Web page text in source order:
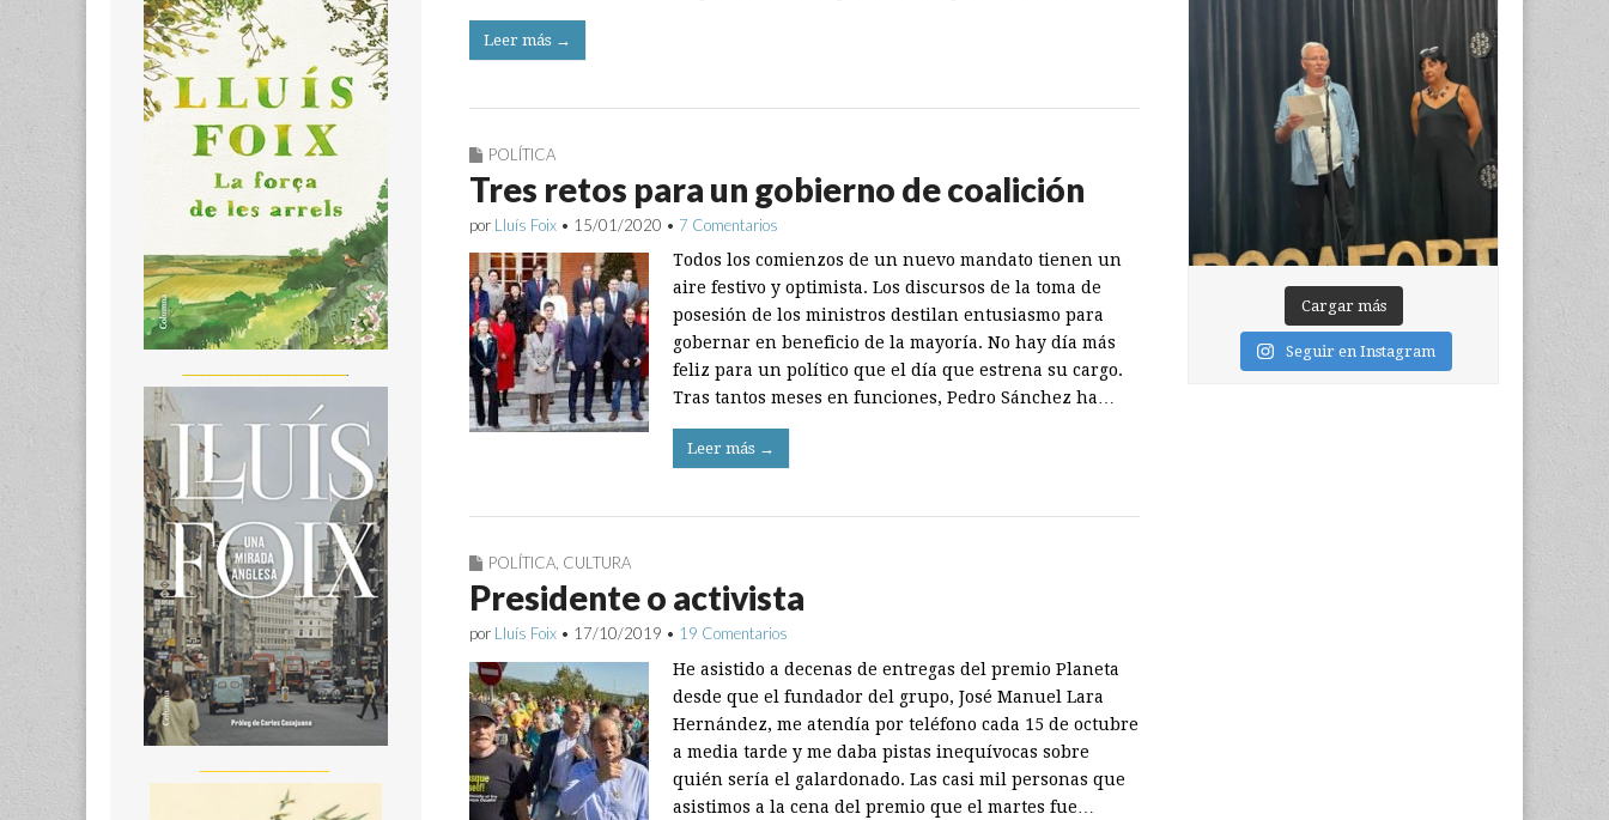
Leer más →
POLÍTICA
Tres retos para un gobierno de coalición
por Lluís Foix • 15/01/2020 • 7 Comentarios
Todos los comienzos de un nuevo mandato tienen un
aire festivo y optimista. Los discursos de la toma de
posesión de los ministros destilan entusiasmo para
gobernar en beneficio de la mayoría. No hay día más
feliz para un político que el día que estrena su cargo.
Tras tantos meses en funciones, Pedro Sánchez ha…
Leer más →
POLÍTICA, CULTURA
Presidente o activista
por Lluís Foix • 17/10/2019 • 19 Comentarios
He asistido a decenas de entregas del premio Planeta
desde que el fundador del grupo, José Manuel Lara
Hernández, me atendía por teléfono cada 15 de octubre
a media tarde y me daba pistas inequívocas sobre
quién sería el galardonado. Las casi mil personas que
asistimos a la cena del premio que el martes fue…
Cargar más
Seguir en Instagram